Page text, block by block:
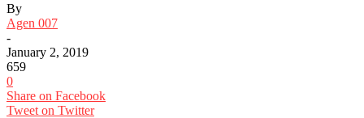
By
Agen 007
-
January 2, 2019
659
0
Share on Facebook
Tweet on Twitter